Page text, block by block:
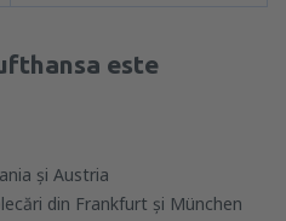
este
și Austria
din Frankfurt și München